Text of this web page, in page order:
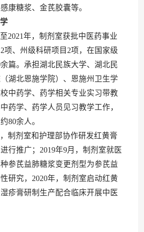
康糖浆、金芪胶囊等。
年，制剂室获批中医药事业
项、州级科研项目2项，在国家级
篇。承担湖北民族大学、湖北民
湖北恩施学院）、恩施州卫生学
中药学、药学相关专业实习带教
药学、药学人员见习教学工作，
80余人。
剂室和护理部协作研发红黄膏
行推广；2019年9月，制剂室就医
参芪益肺糖浆变更剂型为参芪益
研究，2020年，制剂室启动红黄
疹膏研制生产配合临床开展中医